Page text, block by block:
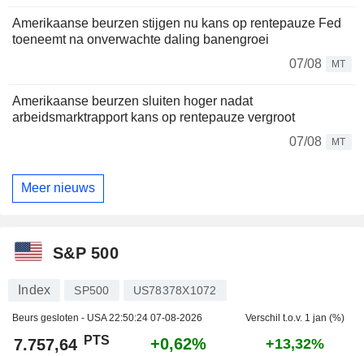
Amerikaanse beurzen stijgen nu kans op rentepauze Fed
toeneemt na onverwachte daling banengroei
07/08
MT
Amerikaanse beurzen sluiten hoger nadat
arbeidsmarktrapport kans op rentepauze vergroot
07/08
MT
Meer nieuws
S&P 500
Index SP500 US78378X1072
Beurs gesloten - USA22:50:24 07-08-2026 Verschil t.o.v. 1 jan (%)
7.757,64 PTS +0,62% +13,32%